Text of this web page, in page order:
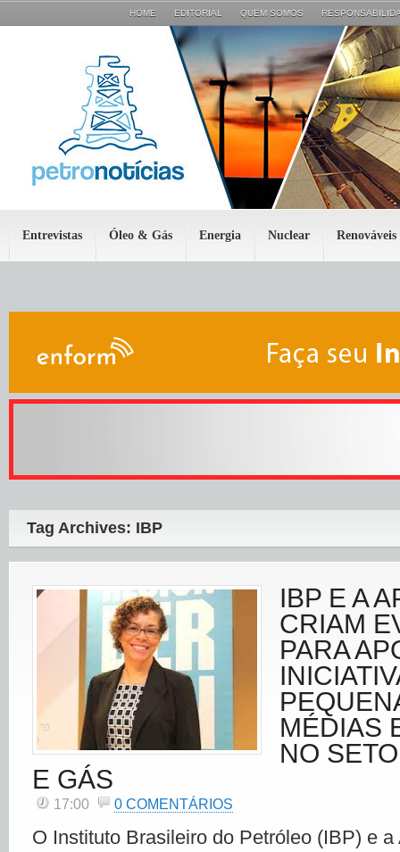
HOME EDITORIAL QUEM SOMOS
Entrevistas Óleo & Gás Energia Nuclear Renováveis
Tag Archives: IBP
IBP E A
CRIAM
PARA
MÉDIAS
NO
E GÁS
17:00 0 COMENTÁRIOS
O Instituto Brasileiro do Petróleo (IBP) e